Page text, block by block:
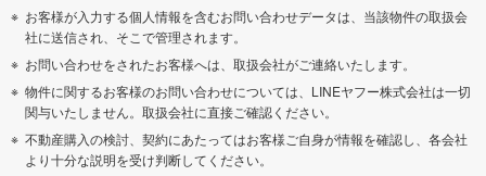
お客様が入力する個人情報を含むお問い合わせデータは、当該物件の取扱会
社に送信され、そこで管理されます。
お問い合わせをされたお客様へは、取扱会社がご連絡いたします。
物件に関するお客様のお問い合わせについては、LINEヤフー株式会社は一切
関与いたしません。取扱会社に直接ご確認ください。
不動産購入の検討、契約にあたってはお客様ご自身が情報を確認し、各会社
より十分な説明を受け判断してください。